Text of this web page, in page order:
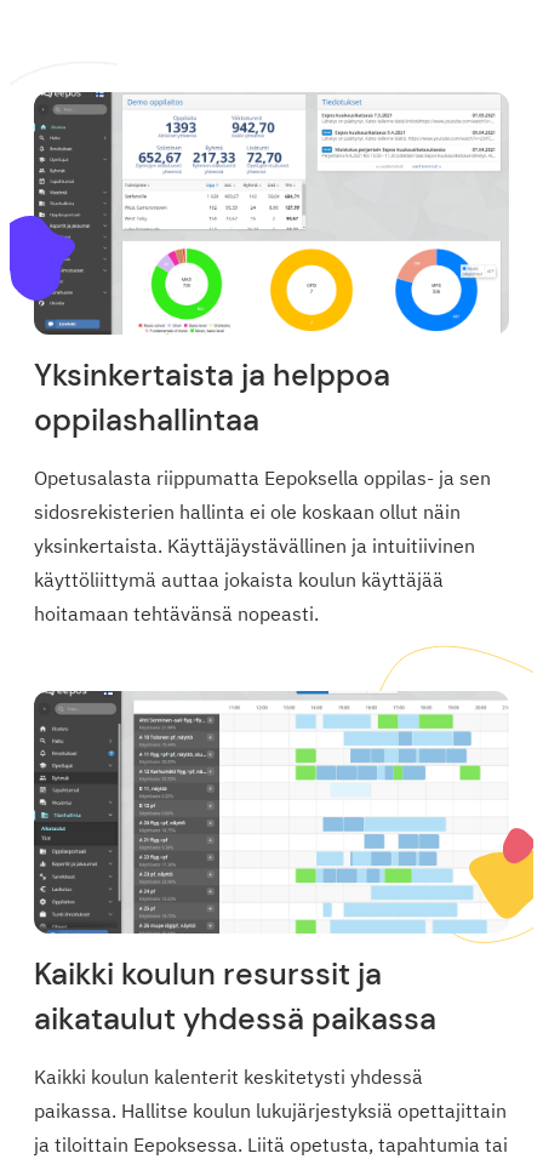
Yksinkertaista ja helppoa
oppilashallintaa
Opetusalasta riippumatta Eepoksella oppilas- ja sen
sidosrekisterien hallinta ei ole koskaan ollut näin
yksinkertaista. Käyttäjäystävällinen ja intuitiivinen
käyttöliittymä auttaa jokaista koulun käyttäjää
hoitamaan tehtävänsä nopeasti.
Kaikki koulun resurssit ja
aikataulut yhdessä paikassa
Kaikki koulun kalenterit keskitetysti yhdessä
paikassa. Hallitse koulun lukujärjestyksiä opettajittain
ja tiloittain Eepoksessa. Liitä opetusta, tapahtumia tai